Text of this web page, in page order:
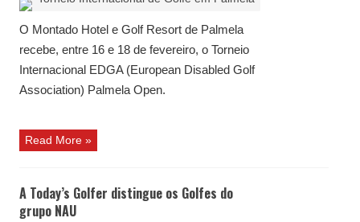
O Montado Hotel e Golf Resort de Palmela
recebe, entre 16 e 18 de fevereiro, o Torneio
Internacional EDGA (European Disabled Golf
Association) Palmela Open.
Read More »
A Today’s Golfer distingue os Golfes do
grupo NAU